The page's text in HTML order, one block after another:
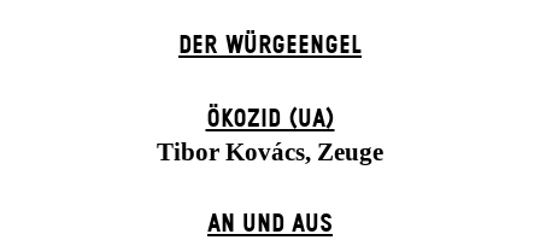
DER WÜR­GE­ENG­EL
ÖKOZID (UA)
Tibor Kovács, Zeuge
AN UND AUS